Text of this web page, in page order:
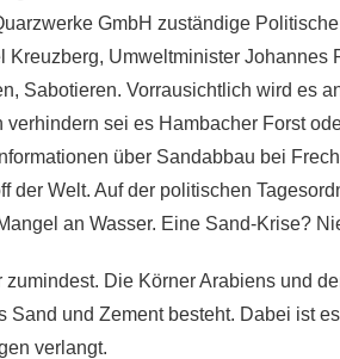
GmbH zuständige
Umweltminister Johannes
Sabotieren. Vorrausichtlich wird es
sei es Hambacher Forst
über Sandabbau bei
der Welt. Auf der politischen
an Wasser. Eine Sand-Krise?
Die Körner Arabiens und
Sand und Zement besteht. Dabei ist
verlangt.